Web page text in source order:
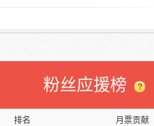
粉丝应援榜
排名 月票贡献